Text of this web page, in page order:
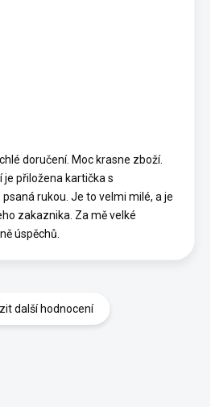
doručení. Moc krasne zboží.
je přiložena kartička s
rukou. Je to velmi milé, a je
zakaznika. Za mě velké
úspěchů.
další hodnocení